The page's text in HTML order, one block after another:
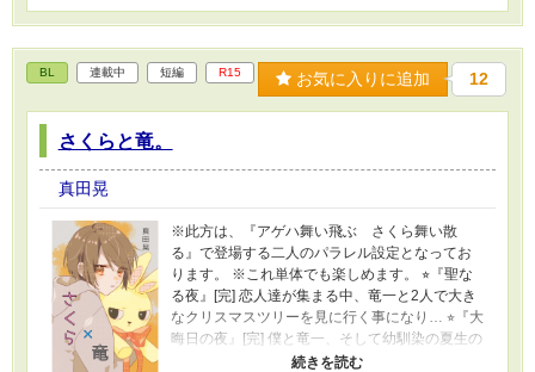
『また、会えたね』──僕を助け手を差し伸べた
城で飼われる内に、今まで見えていなかった真
実が見え…… 中学生×社会人(反社) 〈エピロー
グ〉 完 目が覚めると、僕の傍には良く見知った
ーズを参照して下さると助かります。 暴力、性
暴力、強姦、無理矢理、一部グロテスク表現を
含みます。 ◇◇◇ この物語はフィクションで
す。 登場する人物・団体・名称等は架空であ
り、実在の人物・団体・名称等とは一切関係あ
りません。 また法律・法令に反する行為を容
認・推奨するものではありません。 ◇◇◇ 暴力
団の事は詳しく知りません。 想像をかなり織り
BL 連載中 短編 R15 お気に入りに追加 12
さくらと竜。
真田晃
※此方は、『アゲハ舞い飛ぶ さくら舞い散
る』で登場する二人のパラレル設定となってお
ります。 ※これ単体でも楽しめます。 ⭐︎『聖な
る夜』[完] 恋人達が集まる中、竜一と2人で大き
なクリスマスツリーを見に行く事になり… ⭐︎『大
晦日の夜』[完] 僕と竜一、そして幼馴染の夏生の
3人で、初詣の列に並んでいると… ──『除夜の